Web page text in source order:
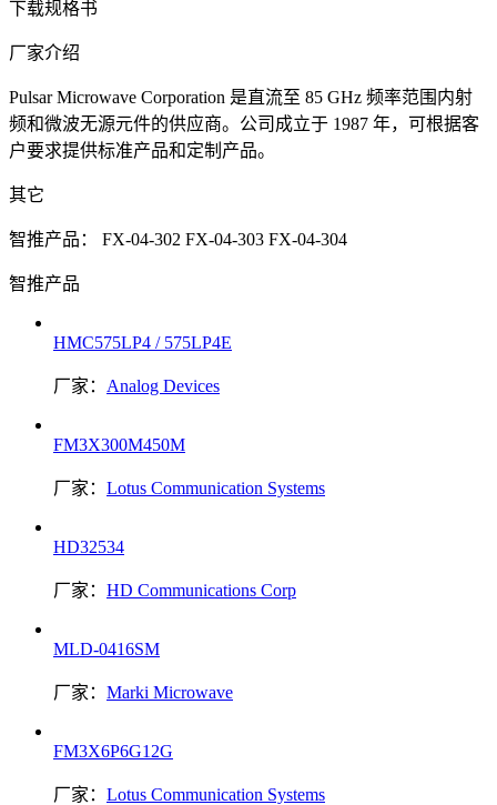
下载规格书
厂家介绍
Pulsar Microwave Corporation 是直流至 85 GHz 频率范围内射
频和微波无源元件的供应商。公司成立于 1987 年，可根据客
户要求提供标准产品和定制产品。
其它
智推产品： FX-04-302 FX-04-303 FX-04-304
智推产品
HMC575LP4 / 575LP4E
厂家： Analog Devices
FM3X300M450M
厂家： Lotus Communication Systems
HD32534
厂家： HD Communications Corp
MLD-0416SM
厂家： Marki Microwave
FM3X6P6G12G
厂家： Lotus Communication Systems